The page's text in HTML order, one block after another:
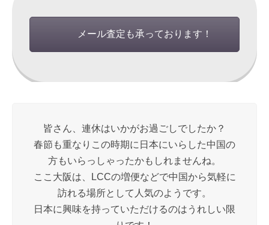
メール査定も承っております！
皆さん、連休はいかがお過ごしでしたか？
春節も重なりこの時期に日本にいらした中国の
方もいらっしゃったかもしれませんね。
ここ大阪は、LCCの増便などで中国から気軽に
訪れる場所として人気のようです。
日本に興味を持っていただけるのはうれしい限